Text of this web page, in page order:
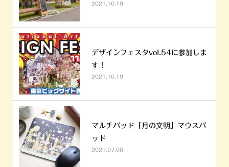
2021.10.19
デザインフェスタvol.54に参加しま
す！
2021.10.19
マルチパッド「月の文明」マウスパ
ッド
2021.07.08